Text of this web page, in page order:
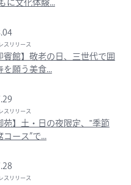
に文化体験...
スリリース
賓館】敬老の日、三世代で囲
を願う美食...
スリリース
苑】土・日の夜限定、‟季節
コース”で...
スリリース